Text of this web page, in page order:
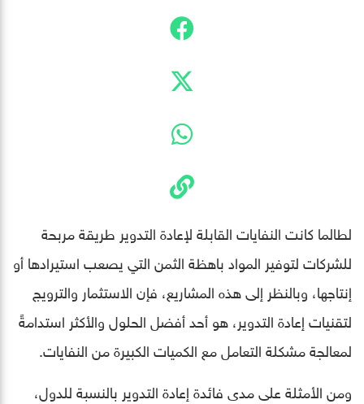
لطالما كانت النفايات القابلة لإعادة التدوير طريقة مربحة
للشركات لتوفير المواد باهظة الثمن التي يصعب استيرادها أو
إنتاجها، وبالنظر إلى هذه المشاريع، فإن الاستثمار والترويج
لتقنيات إعادة التدوير، هو أحد أفضل الحلول والأكثر استدامةً
لمعالجة مشكلة التعامل مع الكميات الكبيرة من النفايات.
ومن الأمثلة على مدى فائدة إعادة التدوير بالنسبة للدول،